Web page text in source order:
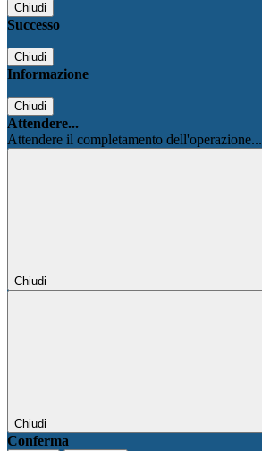
Chiudi
Successo
Chiudi
Informazione
Chiudi
Attendere...
Attendere il completamento dell'operazione...
Chiudi
Chiudi
Conferma